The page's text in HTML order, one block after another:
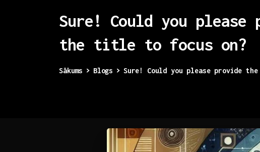
Sure! Could you please
the title to focus on?
Sākums Blogs Sure! Could you please provide